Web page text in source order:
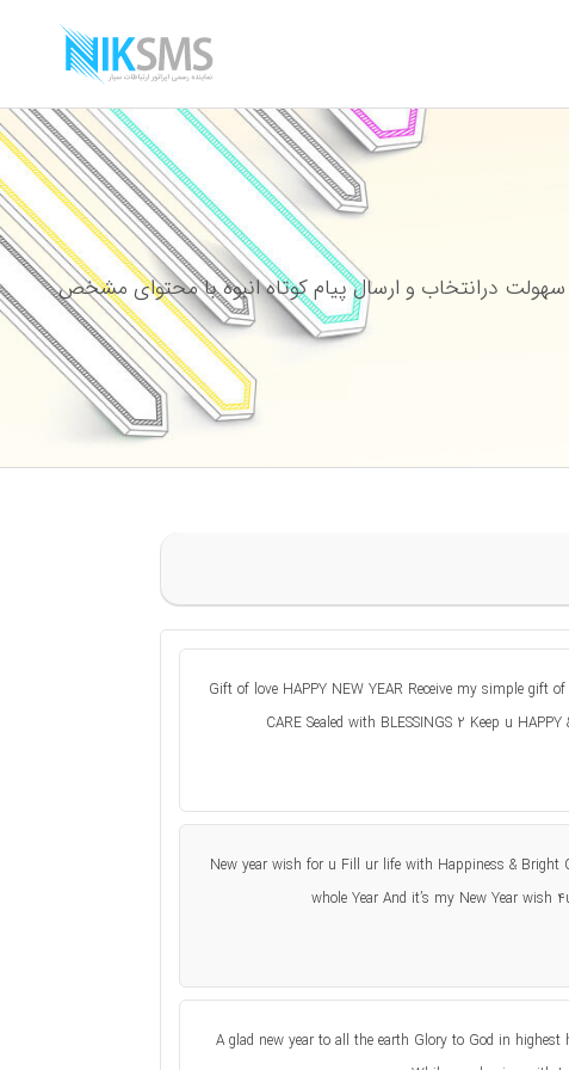
سهولت درانتخاب و ارسال پیام کوتاه انبوه با محتوای مشخص
Gift of love HAPPY NEW YEAR Receive my simple gift
CARE Sealed with BLESSINGS 2 Keep u
New year wish for u Fill ur life with Happiness & Bright
whole Year And it’s my New Year wish
A glad new year to all the earth Glory to God in